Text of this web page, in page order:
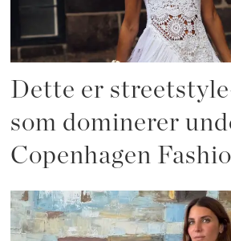
Dette er
som dominerer
Copenhagen